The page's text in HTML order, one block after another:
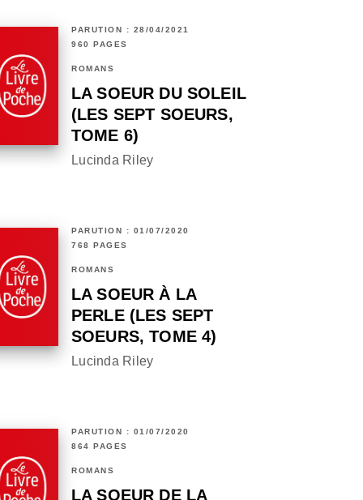
PARUTION : 28/04/2021
960 PAGES
ROMANS
LA SOEUR DU SOLEIL
(LES SEPT SOEURS,
TOME 6)
Lucinda Riley
PARUTION : 01/07/2020
768 PAGES
ROMANS
LA SOEUR À LA
PERLE (LES SEPT
SOEURS, TOME 4)
Lucinda Riley
PARUTION : 01/07/2020
864 PAGES
ROMANS
LA SOEUR DE LA